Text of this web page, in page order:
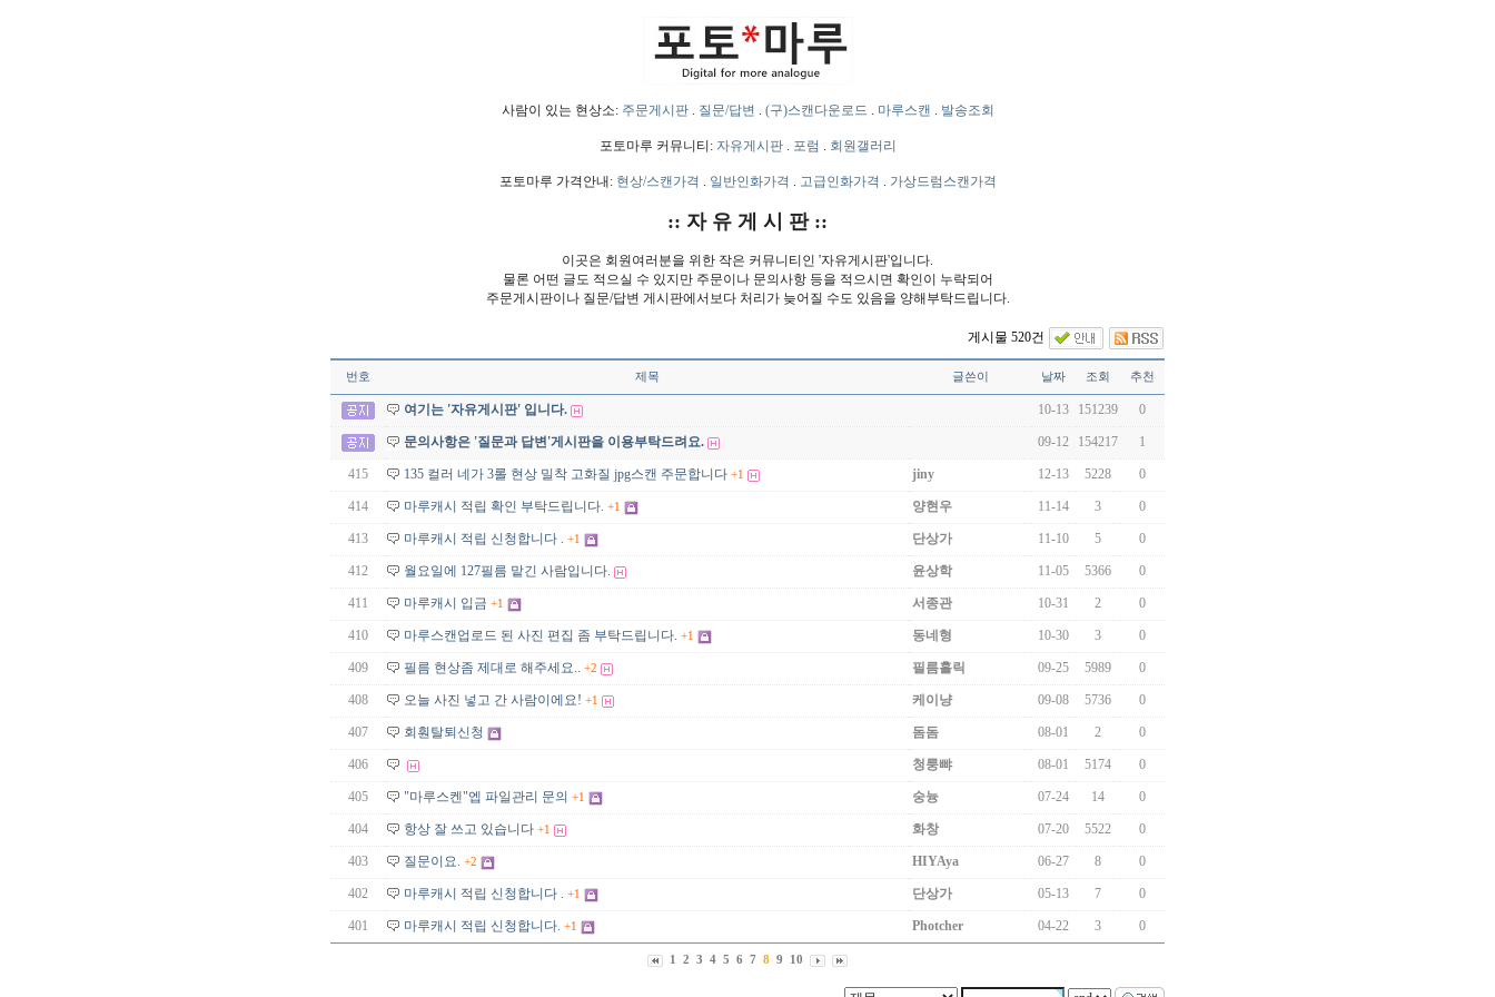
사람이 있는 현상소: 주문게시판. 질문/답변 . (구)스캔다운로드 . 마루스캔 . 발송조회
포토마루 커뮤니티: 자유게시판. 포럼 . 회원갤러리
포토마루 가격안내: 현상/스캔가격 . 일반인화가격 . 고급인화가격 . 가상드럼스캔가격
:: 자 유 게 시 판 ::
이곳은 회원여러분을 위한 작은 커뮤니티인 '자유게시판'입니다.
물론 어떤 글도 적으실 수 있지만 주문이나 문의사항 등을 적으시면 확인이 누락되어
주문게시판이나 질문/답변 게시판에서보다 처리가 늦어질 수도 있음을 양해부탁드립니다.
게시물 520건
번호 제목 글쓴이 날짜 조회 추천
여기는 '자유게시판' 입니다. 10-13 151239 0
문의사항은 '질문과 답변'게시판을 이용부탁드려요. 09-12 154217 1
415 135 컬러 네가 3롤 현상 밀착 고화질 jpg스캔 주문합니다 +1 jiny 12-13 5228 0
414 마루캐시 적립 확인 부탁드립니다. +1 양현우 11-14 3 0
413 마루캐시 적립 신청합니다 . +1 단상가 11-10 5 0
412 월요일에 127필름 맡긴 사람입니다. 윤상학 11-05 5366 0
411 마루캐시 입금 +1 서종관 10-31 2 0
410 마루스캔업로드 된 사진 편집 좀 부탁드립니다. +1 동네형 10-30 3 0
409 필름 현상좀 제대로 해주세요.. +2 필름홀릭 09-25 5989 0
408 오늘 사진 넣고 간 사람이에요! +1 케이냥 09-08 5736 0
407 회훤탈퇴신청 돔돔 08-01 2 0
406 청룽뺘 08-01 5174 0
405 "마루스켄"엡 파일관리 문의 +1 숭늉 07-24 14 0
404 항상 잘 쓰고 있습니다 +1 화창 07-20 5522 0
403 질문이요. +2 HIYAya 06-27 8 0
402 마루캐시 적립 신청합니다 . +1 단상가 05-13 7 0
401 마루캐시 적립 신청합니다. +1 Photcher 04-22 3 0
1 2 3 4 5 6 7 8 9 10